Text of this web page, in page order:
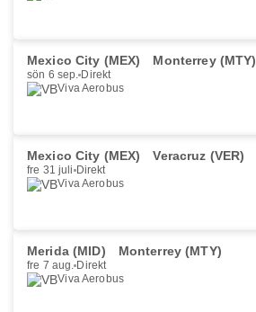
Mexico City (MEX) Monterrey (MTY)
sön 6 sep. Direkt
Viva Aerobus
Mexico City (MEX) Veracruz (VER)
fre 31 juli Direkt
Viva Aerobus
Merida (MID) Monterrey (MTY)
fre 7 aug. Direkt
Viva Aerobus